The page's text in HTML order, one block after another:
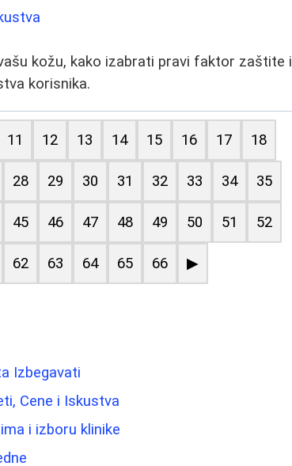
kožu, kako izabrati pravi faktor zaštite i
korisnika.
11 12 13 14 15 16 17 18
28 29 30 31 32 33 34 35
45 46 47 48 49 50 51 52
62 63 64 65 66 ▶
Izbegavati
Cene i Iskustva
i izboru klinike